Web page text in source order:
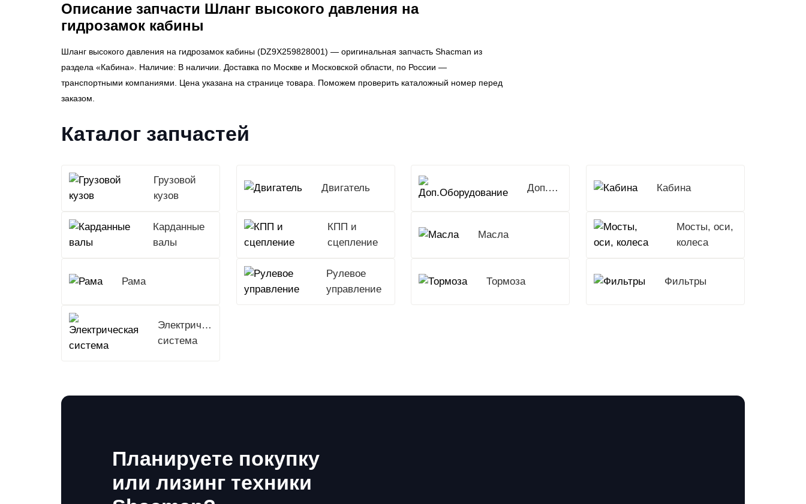
Описание запчасти Шланг высокого давления на
гидрозамок кабины
Шланг высокого давления на гидрозамок кабины (DZ9X259828001) — оригинальная запчасть Shacman из
раздела «Кабина». Наличие: В наличии. Доставка по Москве и Московской области, по России —
транспортными компаниями. Цена указана на странице товара. Поможем проверить каталожный номер перед
заказом.
Каталог запчастей
Грузовой
кузов
Двигатель Доп.Оборудование Кабина
Карданные
валы
КПП и
сцепление
Масла
Мосты, оси,
колеса
Рама
Рулевое
управление
Тормоза Фильтры
Электрическая
система
Планируете покупку
или лизинг техники